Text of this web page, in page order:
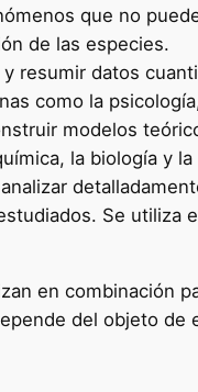
que no
de las especies.
resumir datos
como la
modelos
la biología y la
Se utiliza
en combinación
del objeto de